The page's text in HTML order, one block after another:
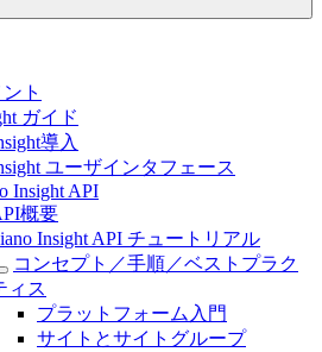
ト
ガイド
導入
ユーザインタフェース
Insight API
概要
Insight API チュートリアル
コンセプト／手順／ベストプラク
ィス
プラットフォーム入門
サイトとサイトグループ